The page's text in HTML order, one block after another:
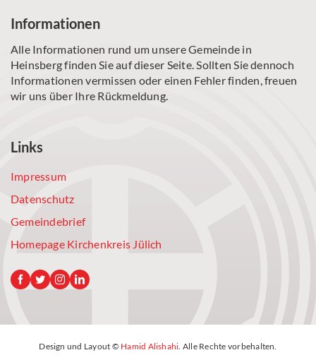
Informationen
Alle Informationen rund um unsere Gemeinde in
Heinsberg finden Sie auf dieser Seite. Sollten Sie dennoch
Informationen vermissen oder einen Fehler finden, freuen
wir uns über Ihre Rückmeldung.
Links
Impressum
Datenschutz
Gemeindebrief
Homepage Kirchenkreis Jülich
Design und Layout © Hamid Alishahi. Alle Rechte vorbehalten.